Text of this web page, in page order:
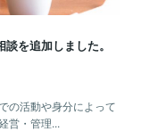
を追加しました。
の活動や身分によって
営・管理...